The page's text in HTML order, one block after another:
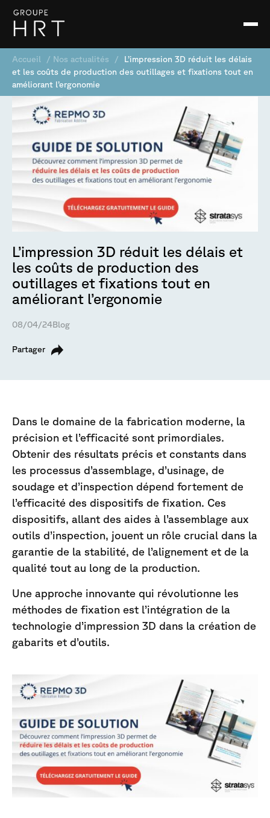
Accueil / Nos actualités /
L’impression 3D réduit les délais
et les coûts de production des outillages et fixations tout en
améliorant l’ergonomie
L’impression 3D réduit les délais et
les coûts de production des
outillages et fixations tout en
améliorant l’ergonomie
08/04/24Blog
Partager
Dans le domaine de la fabrication moderne, la
précision et l’efficacité sont primordiales.
Obtenir des résultats précis et constants dans
les processus d’assemblage, d’usinage, de
soudage et d’inspection dépend fortement de
l’efficacité des dispositifs de fixation. Ces
dispositifs, allant des aides à l’assemblage aux
outils d’inspection, jouent un rôle crucial dans la
garantie de la stabilité, de l’alignement et de la
qualité tout au long de la production.
Une approche innovante qui révolutionne les
méthodes de fixation est l’intégration de la
technologie d’impression 3D dans la création de
gabarits et d’outils.